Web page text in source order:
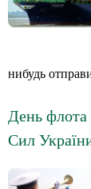
нибудь
День
Сил